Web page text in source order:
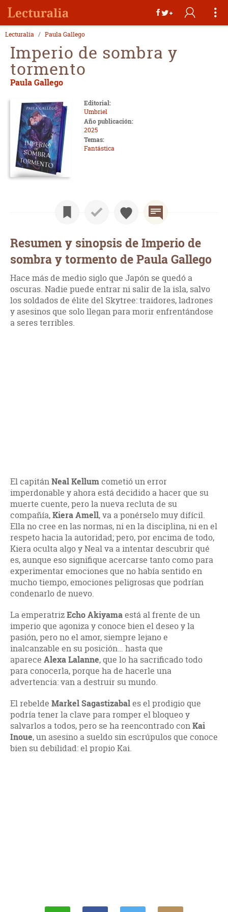
Lecturalia Paula Gallego
Imperio de sombra y
tormento
Paula Gallego
Editorial:
Umbriel
Año publicación:
2025
Temas:
Fantástica
Resumen y sinopsis de Imperio de
sombra y tormento de Paula Gallego
Hace más de medio siglo que Japón se quedó a
oscuras. Nadie puede entrar ni salir de la isla, salvo
los soldados de élite del Skytree: traidores, ladrones
y asesinos que solo llegan para morir enfrentándose
a seres terribles.
El capitánNeal Kellumcometió un error
imperdonable y ahora está decidido a hacer que su
muerte cuente, pero la nueva recluta de su
compañía,Kiera Amell, va a ponérselo muy difícil.
Ella no cree en las normas, ni en la disciplina, ni en el
respeto hacia la autoridad; pero, por encima de todo,
Kiera oculta algo y Neal va a intentar descubrir qué
es, aunque eso signifique acercarse tanto como para
experimentar emociones que no había sentido en
mucho tiempo, emociones peligrosas que podrían
condenarlo de nuevo.
La emperatrizEcho Akiyamaestá al frente de un
imperio que agoniza y conoce bien el deseo y la
pasión, pero no el amor, siempre lejano e
inalcanzable en su posición… hasta que
aparece Alexa Lalanne, que lo ha sacrificado todo
para conocerla, porque ha de hacerle una
advertencia: van a destruir su mundo.
El rebelde Markel Sagastizabales el prodigio que
podría tener la clave para romper el bloqueo y
salvarlos a todos, pero se ha reencontrado conKai
Inoue, un asesino a sueldo sin escrúpulos que conoce
bien su debilidad: el propio Kai.